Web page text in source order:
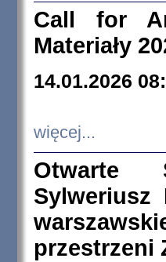
Call for
Materiały
14.01.2026
więcej...
Otwarte
Sylweriusz
przestrzeni